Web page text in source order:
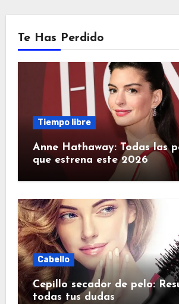
Te Has Perdido
Tiempo libre
Anne Hathaway: Todas las
que estrena este 2026
Cabello
Cepillo secador de pelo:
todas tus dudas